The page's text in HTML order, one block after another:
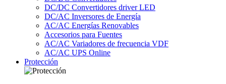
DC/DC Convertidores driver LED
DC/AC Inversores de Energía
AC/AC Energías Renovables
Accesorios para Fuentes
AC/AC Variadores de frecuencia VDF
AC/AC UPS Online
Protección